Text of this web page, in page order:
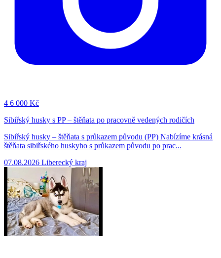
4 6 000 Kč
Sibiřský husky s PP – štěňata po pracovně vedených rodičích
Sibiřský husky – štěňata s průkazem původu (PP) Nabízíme krásná
štěňata sibiřského huskyho s průkazem původu po prac...
07.08.2026 Liberecký kraj